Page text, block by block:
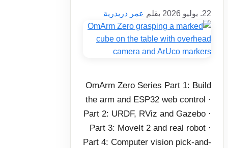
22. يوليو 2026 بقلم عمر دريدرية
OmArm Zero Series Part 1: Build
the arm and ESP32 web control ·
Part 2: URDF, RViz and Gazebo ·
Part 3: MoveIt 2 and real robot ·
Part 4: Computer vision pick-and-